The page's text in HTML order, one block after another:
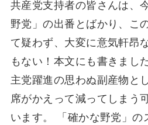
共産党支持者の皆さんは、
野党」の出番とばかり、こ
て疑わず、大変に意気軒昂
もない！本文にも書きまし
主党躍進の思わぬ副産物と
席がかえって減ってしまう
います。 「確かな野党」